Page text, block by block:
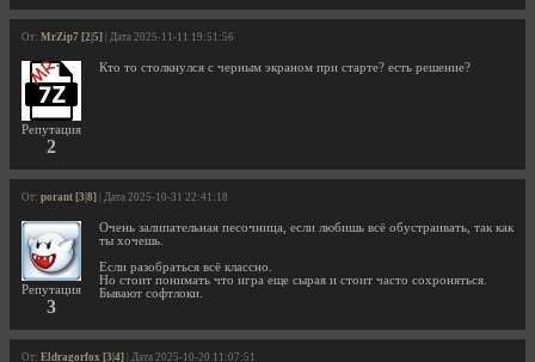
От: MrZip7 [2|5] | Дата 2025-11-11 19:51:56
Репутация
2
Кто то столкнулся с черным экраном при старте? есть решение?
От: porant [3|8] | Дата 2025-10-31 22:41:18
Репутация
3
Очень залипательная песочница, если любишь всё обустраивать, так как
ты хочешь.
Если разобраться всё классно.
Но стоит понимать что игра еще сырая и стоит часто сохроняться.
Бывают софтлоки.
От: Eldragorfox [3|4] | Дата 2025-10-20 11:07:51